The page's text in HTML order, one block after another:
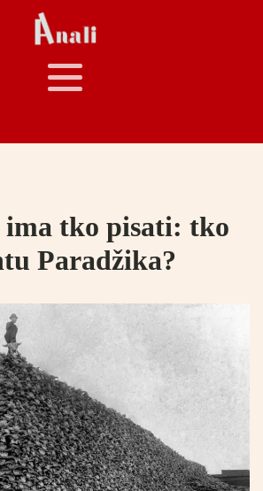
tko pisati: tko
Paradžika?